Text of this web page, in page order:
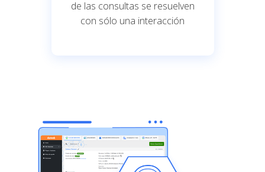
de las consultas se resuelven
con sólo una interacción